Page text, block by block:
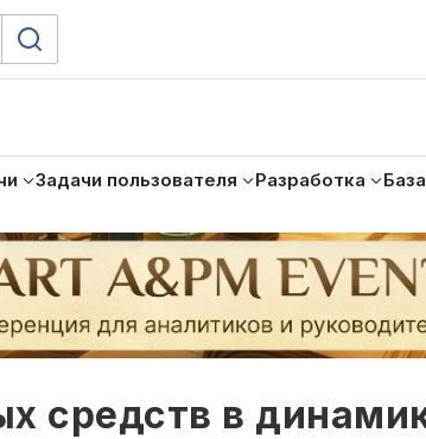
Задачи пользователя Разработка
средств в